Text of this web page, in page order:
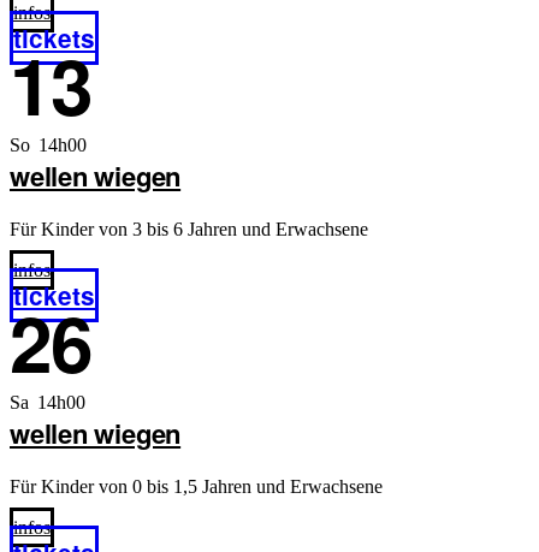
infos
tickets
13
So 14h00
wellen wiegen
Für Kinder von 3 bis 6 Jahren und Erwachsene
infos
tickets
26
Sa 14h00
wellen wiegen
Für Kinder von 0 bis 1,5 Jahren und Erwachsene
infos